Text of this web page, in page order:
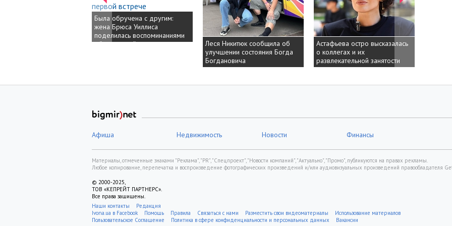
Была обручена с другим:
жена Брюса Уиллиса
поделилась воспоминаниями
об их первой встрече
Леся Никитюк сообщила об
улучшении состояния Богдана
Богдановича
Астафьева остро высказалась
о коллегах и их
развлекательной занятости
Леся Никитюк сообщила об
улучшении состояния Богдана
Богдановича
Астафьева остро высказалась
о коллегах и их
развлекательной занятости
Афиша Недвижимость Новости Финансы
Материалы, отмеченные знаками "Реклама", "PR", "Спецпроект", "Новости компаний", "Актуально", "Промо", публикуются на правах рекламы.
Любое копирование, перепечатка и воспроизведение фотографических произведений и/или аудиовизуальных произведений правообладателя
© 2000-2025,
ТОВ «КЕПРЕЙТ ПАРТНЕРС».
Все права защищены.
Наши контакты
Редакция
Ivona.ua в Facebook
Помощь Правила Связаться с нами Разместить свои видеоматериалы
Использование материалов
Пользовательское Соглашение
Политика в сфере конфиденциальности и персональных данных Вакансии